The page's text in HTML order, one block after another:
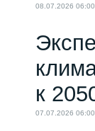
08.07.2026 06:00
к
07.07.2026 06:00